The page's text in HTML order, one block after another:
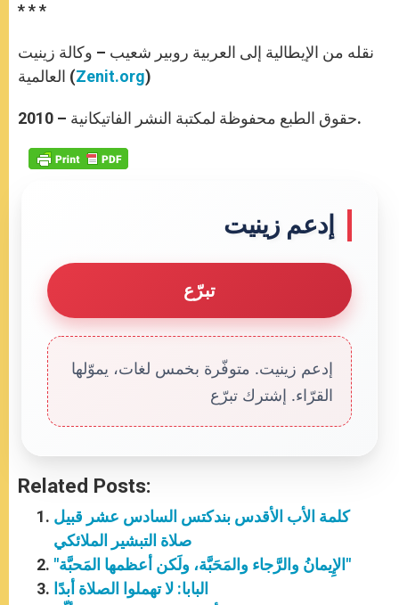
* * *
نقله من الإيطالية إلى العربية روبير شعيب – وكالة زينيت
العالمية (Zenit.org)
حقوق الطبع محفوظة لمكتبة النشر الفاتيكانية – 2010.
إدعم زينيت
تبرّع
إدعم زينيت. متوفّرة بخمس لغات، يموّلها
القرّاء. إشترك تبرّع
Related Posts:
كلمة الأب الأقدس بندكتس السادس عشر قبيل
صلاة التبشير الملائكي
"الإِيمانُ والرَّجاء والمَحَبَّة، ولَكن أعظمها المَحبَّة"
البابا: لا تهملوا الصلاة أبدًا